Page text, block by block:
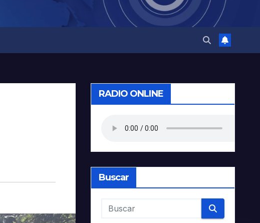
RADIO ONLINE
Buscar